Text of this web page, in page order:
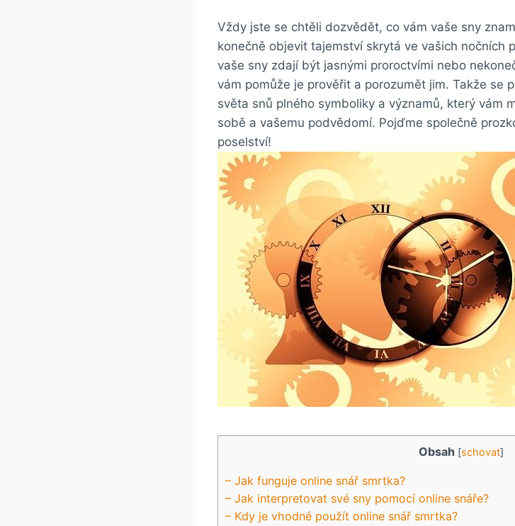
Vždy jste se chtěli dozvědět, co vám vaše sny
konečně objevit tajemství skrytá ve vašich nočních
vaše sny zdají být jasnými proroctvími nebo
vám pomůže je prověřit a porozumět jim. Takže se
světa snů plného symboliky a významů, který vám
sobě a vašemu podvědomí. Pojďme společně
poselství!
Obsah [schovat]
– Jak funguje online snář smrtka?
– Jak interpretovat své sny pomocí online snáře?
– Kdy je vhodné použít online snář smrtka?